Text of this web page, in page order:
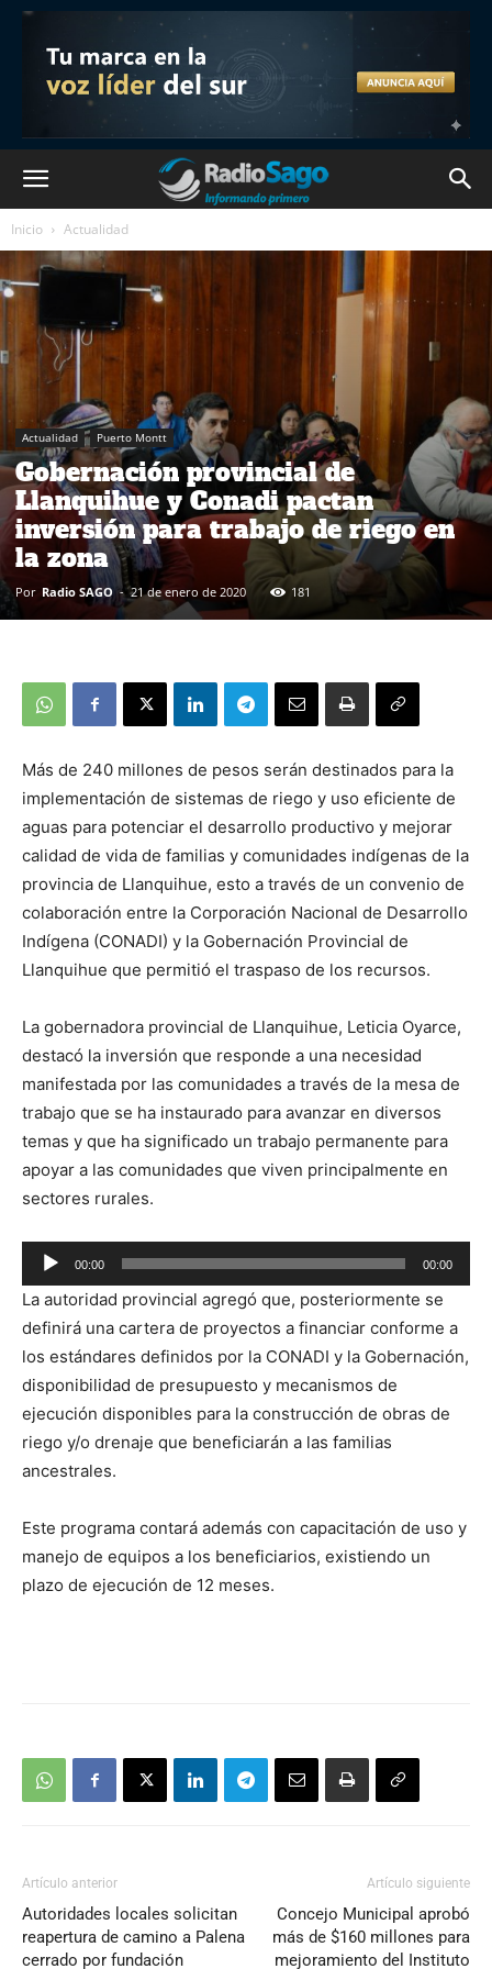
Inicio Actualidad
Actualidad Puerto Montt
Gobernación provincial de
Llanquihue y Conadi pactan
inversión para trabajo de riego en
la zona
Por Radio SAGO - 21 de enero de 2020 181
Más de 240 millones de pesos serán destinados para la
implementación de sistemas de riego y uso eficiente de
aguas para potenciar el desarrollo productivo y mejorar
calidad de vida de familias y comunidades indígenas de la
provincia de Llanquihue, esto a través de un convenio de
colaboración entre la Corporación Nacional de Desarrollo
Indígena (CONADI) y la Gobernación Provincial de
Llanquihue que permitió el traspaso de los recursos.
La gobernadora provincial de Llanquihue, Leticia Oyarce,
destacó la inversión que responde a una necesidad
manifestada por las comunidades a través de la mesa de
trabajo que se ha instaurado para avanzar en diversos
temas y que ha significado un trabajo permanente para
apoyar a las comunidades que viven principalmente en
sectores rurales.
Reproductor
de
audio
00:00 00:00
La autoridad provincial agregó que, posteriormente se
definirá una cartera de proyectos a financiar conforme a
los estándares definidos por la CONADI y la Gobernación,
disponibilidad de presupuesto y mecanismos de
ejecución disponibles para la construcción de obras de
riego y/o drenaje que beneficiarán a las familias
ancestrales.
Este programa contará además con capacitación de uso y
manejo de equipos a los beneficiarios, existiendo un
plazo de ejecución de 12 meses.
Artículo anterior
Autoridades locales solicitan
reapertura de camino a Palena
cerrado por fundación
Artículo siguiente
Concejo Municipal aprobó
más de $160 millones para
mejoramiento del Instituto